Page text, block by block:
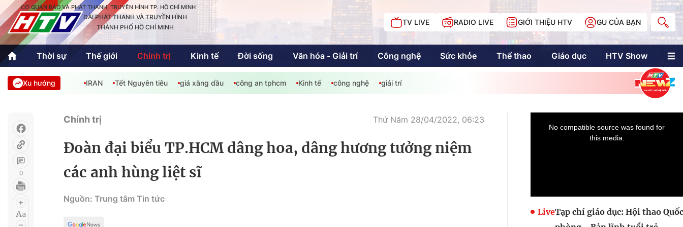
CƠ QUAN BÁO VÀ PHÁT THANH, TRUYỀN HÌNH TP. HỒ CHÍ MINH
ĐÀI PHÁT THANH VÀ TRUYỀN HÌNH
THÀNH PHỐ HỒ CHÍ MINH
TV LIVE RADIO LIVE GIỚI THIỆU HTV GU CỦA BẠN
Thời sự Thế giới Chính trị Kinh tế Đời sống Văn hóa - Giải trí Công nghệ Sức khỏe Thể thao Giáo dục HTV Show
Thời sự
Thể thao
Quốc tế
Văn hóa - Giải trí
Giáo dục Kinh tế
An Sinh
Công nghệ
Multimedia
Multiform
Doanh nhân Sài
Gòn
Xu hướng IRAN Tết Nguyên tiêu giá xăng dầu công an tphcm Kinh tế công nghệ giải trí
0
Chính trị Thứ Năm 28/04/2022, 06:23
Đoàn đại biểu TP.HCM dâng hoa, dâng hương tưởng niệm
các anh hùng liệt sĩ
Nguồn: Trung tâm Tin tức
LiveTạp chí giáo dục: Hội thao Quốc